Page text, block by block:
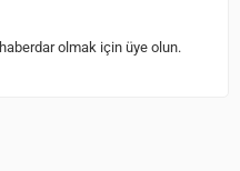
haberdar olmak için üye olun.